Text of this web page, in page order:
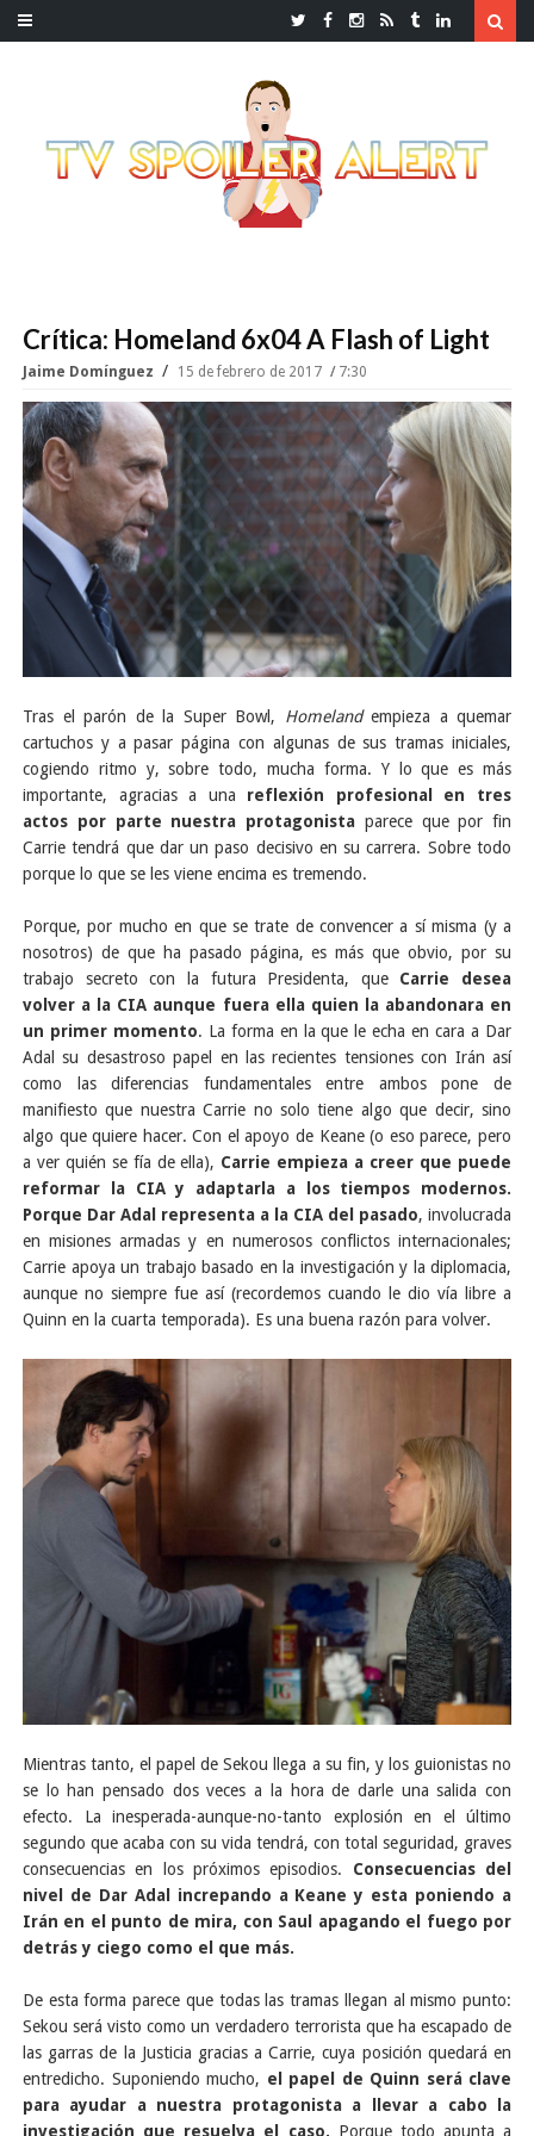
Crítica: Homeland 6x04 A Flash of Light
Jaime Domínguez 15 de febrero de 2017 7:30
Tras el parón de la Super Bowl, Homelandempieza a quemar
cartuchos y a pasar página con algunas de sus tramas iniciales,
cogiendo ritmo y, sobre todo, mucha forma. Y lo que es más
importante, agracias a una reflexión profesional en tres
actos por parte nuestra protagonista parece que por fin
Carrie tendrá que dar un paso decisivo en su carrera. Sobre todo
porque lo que se les viene encima es tremendo.
Porque, por mucho en que se trate de convencer a sí misma (y a
nosotros) de que ha pasado página, es más que obvio, por su
trabajo secreto con la futura Presidenta, que Carrie desea
volver a la CIA aunque fuera ella quien la abandonara en
un primer momento. La forma en la que le echa en cara a Dar
Adal su desastroso papel en las recientes tensiones con Irán así
como las diferencias fundamentales entre ambos pone de
manifiesto que nuestra Carrie no solo tiene algo que decir, sino
algo que quiere hacer. Con el apoyo de Keane (o eso parece, pero
a ver quién se fía de ella), Carrie empieza a creer que puede
reformar la CIA y adaptarla a los tiempos modernos.
Porque Dar Adal representa a la CIA del pasado, involucrada
en misiones armadas y en numerosos conflictos internacionales;
Carrie apoya un trabajo basado en la investigación y la diplomacia,
aunque no siempre fue así (recordemos cuando le dio vía libre a
Quinn en la cuarta temporada). Es una buena razón para volver.
Mientras tanto, el papel de Sekou llega a su fin, y los guionistas no
se lo han pensado dos veces a la hora de darle una salida con
efecto. La inesperada-aunque-no-tanto explosión en el último
segundo que acaba con su vida tendrá, con total seguridad, graves
consecuencias en los próximos episodios. Consecuencias del
nivel de Dar Adal increpando a Keane y esta poniendo a
Irán en el punto de mira, con Saul apagando el fuego por
detrás y ciego como el que más.
De esta forma parece que todas las tramas llegan al mismo punto:
Sekou será visto como un verdadero terrorista que ha escapado de
las garras de la Justicia gracias a Carrie, cuya posición quedará en
entredicho. Suponiendo mucho, el papel de Quinn será clave
para ayudar a nuestra protagonista a llevar a cabo la
investigación que resuelva el caso. Porque todo apunta a